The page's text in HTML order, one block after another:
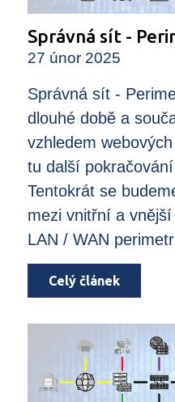
Správná sít -
27 únor 2025
Správná sít -
dlouhé době a
vzhledem
tu další
Tentokrát se
mezi vnitřní a
LAN / WAN
Celý článek